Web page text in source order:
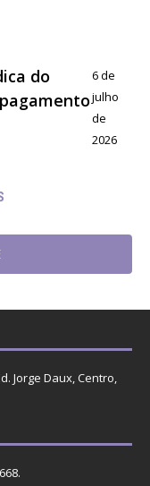
do
6 de
julho
de
2026
Jorge Daux, Centro,